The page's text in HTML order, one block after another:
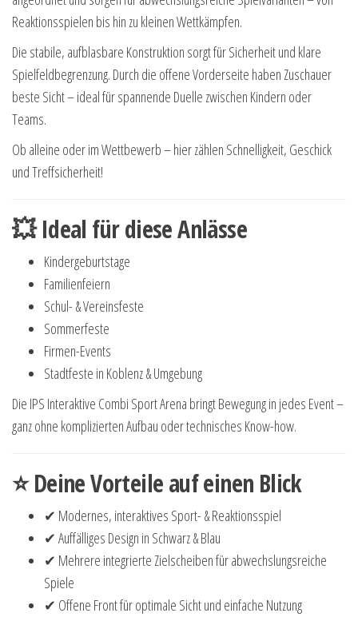
Reaktionsspielen bis hin zu kleinen Wettkämpfen.
Die stabile, aufblasbare Konstruktion sorgt für Sicherheit und klare
Spielfeldbegrenzung. Durch die offene Vorderseite haben Zuschauer
beste Sicht – ideal für spannende Duelle zwischen Kindern oder
Teams.
Ob alleine oder im Wettbewerb – hier zählen Schnelligkeit, Geschick
und Treffsicherheit!
💥 Ideal für diese Anlässe
Kindergeburtstage
Familienfeiern
Schul- & Vereinsfeste
Sommerfeste
Firmen-Events
Stadtfeste in Koblenz & Umgebung
Die IPS Interaktive Combi Sport Arena bringt Bewegung in jedes Event –
ganz ohne komplizierten Aufbau oder technisches Know-how.
⭐ Deine Vorteile auf einen Blick
✔ Modernes, interaktives Sport- & Reaktionsspiel
✔ Auffälliges Design in Schwarz & Blau
✔ Mehrere integrierte Zielscheiben für abwechslungsreiche
Spiele
✔ Offene Front für optimale Sicht und einfache Nutzung